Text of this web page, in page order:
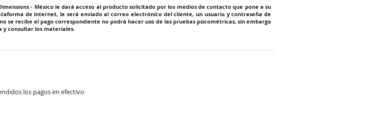
- México le dará acceso al producto solicitado por los medios de contacto que pone a su
de internet, le será enviado al correo electrónico del cliente, un usuario y contraseña de
se recibe el pago correspondiente no podrá hacer uso de las pruebas psicométricas, sin embargo
y consultar los materiales.
los pagos en efectivo